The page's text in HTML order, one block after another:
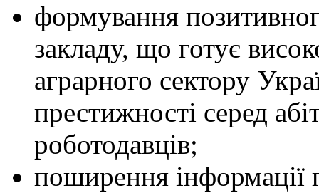
формування
закладу, що готує
аграрного сектору
престижності серед
роботодавців;
поширення інформації